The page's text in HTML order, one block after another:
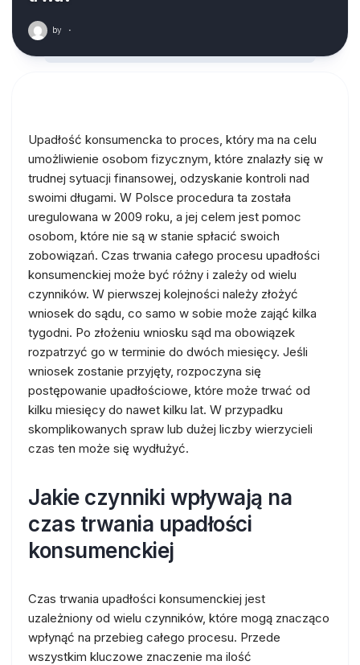
by ·
Upadłość konsumencka to proces, który ma na celu
umożliwienie osobom fizycznym, które znalazły się w
trudnej sytuacji finansowej, odzyskanie kontroli nad
swoimi długami. W Polsce procedura ta została
uregulowana w 2009 roku, a jej celem jest pomoc
osobom, które nie są w stanie spłacić swoich
zobowiązań. Czas trwania całego procesu upadłości
konsumenckiej może być różny i zależy od wielu
czynników. W pierwszej kolejności należy złożyć
wniosek do sądu, co samo w sobie może zająć kilka
tygodni. Po złożeniu wniosku sąd ma obowiązek
rozpatrzyć go w terminie do dwóch miesięcy. Jeśli
wniosek zostanie przyjęty, rozpoczyna się
postępowanie upadłościowe, które może trwać od
kilku miesięcy do nawet kilku lat. W przypadku
skomplikowanych spraw lub dużej liczby wierzycieli
czas ten może się wydłużyć.
Jakie czynniki wpływają na
czas trwania upadłości
konsumenckiej
Czas trwania upadłości konsumenckiej jest
uzależniony od wielu czynników, które mogą znacząco
wpłynąć na przebieg całego procesu. Przede
wszystkim kluczowe znaczenie ma ilość